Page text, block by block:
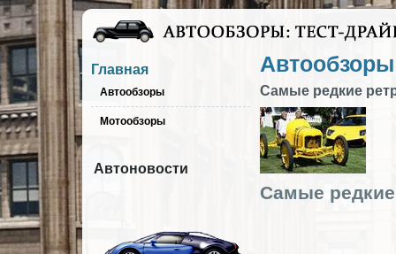
Главная
Автообзоры
Мотообзоры
Автоновости
Автообзоры
Cамые редкие
Cамые